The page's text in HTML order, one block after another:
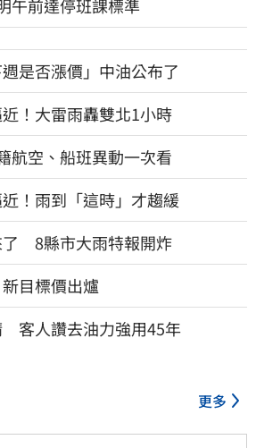
午前達停班課標準
是否漲價」中油公布了
！大雷雨轟雙北1小時
航空、船班異動一次看
！雨到「這時」才趨緩
了 8縣市大雨特報開炸
目標價出爐
客人讚去油力強用45年
更多